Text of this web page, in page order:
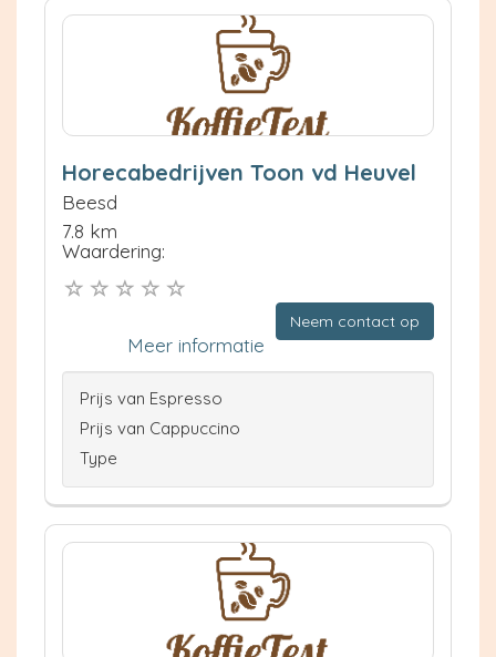
Horecabedrijven Toon vd Heuvel
Beesd
7.8 km
Waardering:
Neem contact op
Meer informatie
Prijs van Espresso
Prijs van Cappuccino
Type